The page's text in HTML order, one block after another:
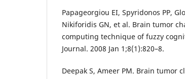
Papageorgiou EI, Spyridonos PP,
Nikiforidis GN, et al. Brain tumor
computing technique of fuzzy
Journal. 2008 Jan 1;8(1):820–8.
Deepak S, Ameer PM. Brain tumor